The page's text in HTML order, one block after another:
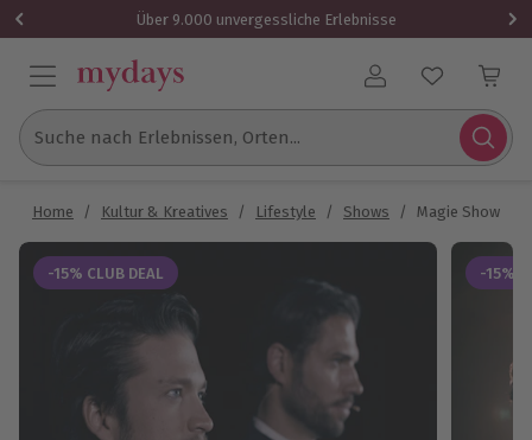
Über 9.000 unvergessliche Erlebnisse
Benutzerkonto
Suche nach Erlebnissen, Orten...
Home / Kultur & Kreatives / Lifestyle / Shows / Magie Show
-15% CLUB DEAL -15%